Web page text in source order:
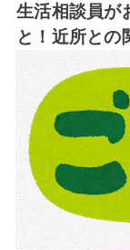
生活相談員が
と！近所との